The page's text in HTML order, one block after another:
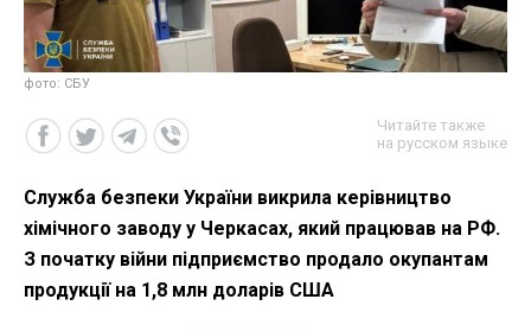
фото: СБУ
Читайте также
на русском языке
Служба безпеки України викрила керівництво
хімічного заводу у Черкасах, який працював на РФ.
З початку війни підприємство продало окупантам
продукції на 1,8 млн доларів США